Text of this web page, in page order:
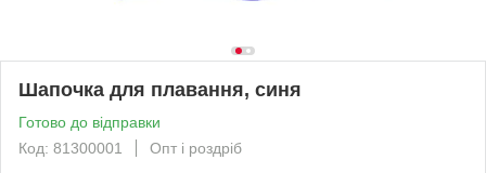
Шапочка для плавання, синя
Готово до відправки
Код: 81300001
Опт і роздріб